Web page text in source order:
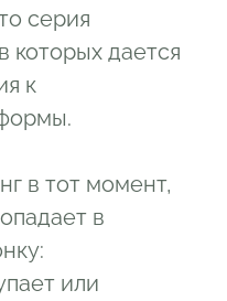
серия
которых дается
к
в тот момент,
в
или